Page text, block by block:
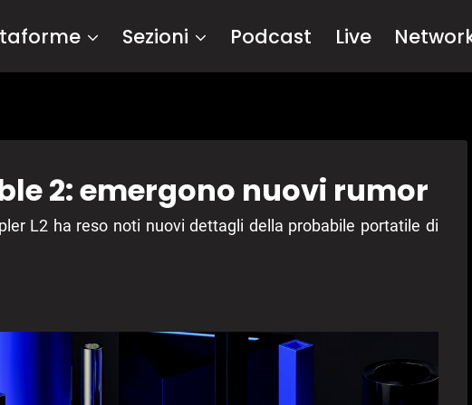
Sezioni Podcast Live
2: emergono nuovi rumor
L2 ha reso noti nuovi dettagli della probabile portatile di